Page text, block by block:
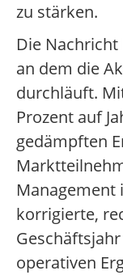
zu stärken.
Die
an dem die
durchläuft.
Prozent auf
gedämpften
Management
korrigierte,
operativen